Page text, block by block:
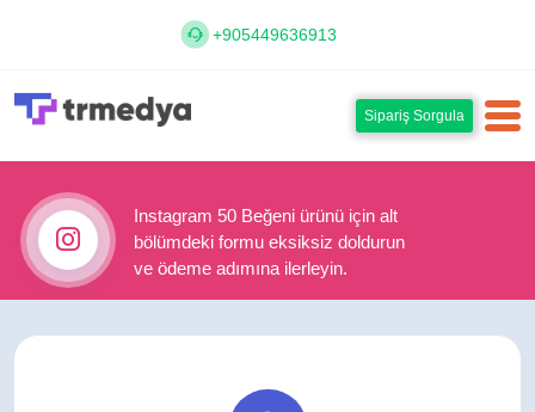
+905449636913
Sipariş Sorgula
Instagram 50 Beğeni ürünü için alt
bölümdeki formu eksiksiz doldurun
ve ödeme adımına ilerleyin.